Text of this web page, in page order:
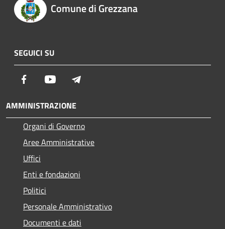
Comune di Grezzana
SEGUICI SU
Facebook Youtube
AMMINISTRAZIONE
Organi di Governo
Aree Amministrative
Uffici
Enti e fondazioni
Politici
Personale Amministrativo
Documenti e dati